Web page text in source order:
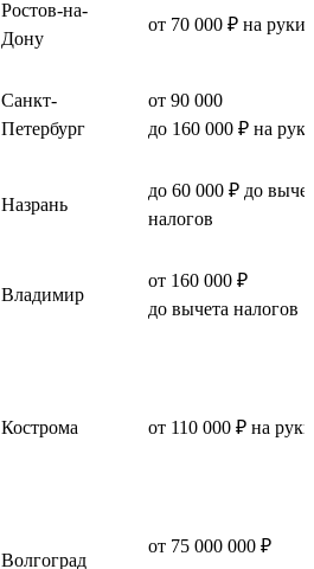
Ростов-на-
Дону
от 70 000 ₽ на руки
Санкт-
Петербург
от 90 000
до 160 000 ₽ на
Назрань
до 60 000 ₽ до
налогов
Владимир
от 160 000 ₽
до вычета налогов
Кострома от 110 000 ₽ на руки
Волгоград
от 75 000 000 ₽